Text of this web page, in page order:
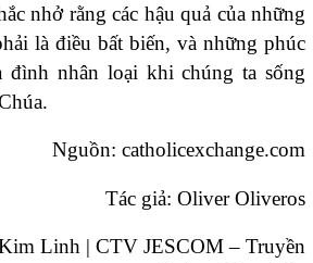
nhở rằng các hậu quả của những
là điều bất biến, và những phúc
đình nhân loại khi chúng ta sống
Nguồn: catholicexchange.com
Tác giả: Oliver Oliveros
Linh | CTV JESCOM – Truyền